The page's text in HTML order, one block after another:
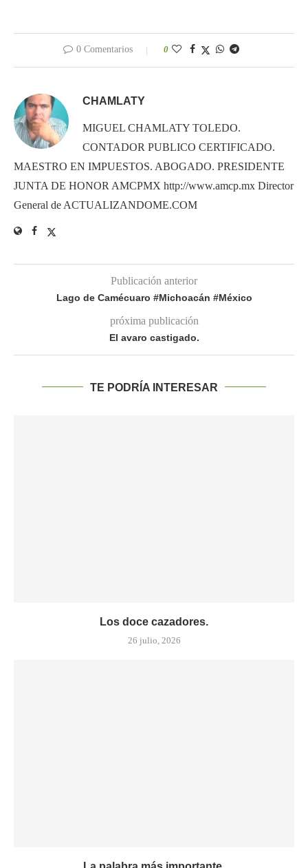
0 Comentarios 0
CHAMLATY
MIGUEL CHAMLATY TOLEDO.
CONTADOR PUBLICO CERTIFICADO.
MAESTRO EN IMPUESTOS. ABOGADO. PRESIDENTE
JUNTA DE HONOR AMCPMX http://www.amcp.mx Director
General de ACTUALIZANDOME.COM
Publicación anterior
Lago de Camécuaro #Michoacán #México
próxima publicación
El avaro castigado.
TE PODRÍA INTERESAR
Los doce cazadores.
26 julio, 2026